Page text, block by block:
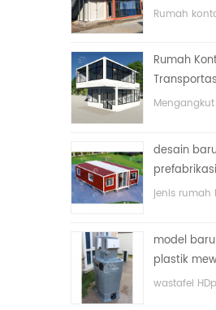
Kontainer
Rumah
Rumah
dan
desain
rumah
jenis rumah
kamar tidur,
mandi dan
listrik.
model
plastik
kamar
wastafel